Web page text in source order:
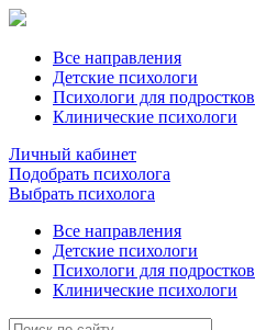
Все направления
Детские психологи
Психологи для подростков
Клинические психологи
Личный кабинет
Подобрать психолога
Выбрать психолога
Все направления
Детские психологи
Психологи для подростков
Клинические психологи